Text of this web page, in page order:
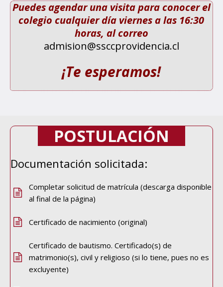
Puedes agendar una visita para conocer el
colegio cualquier día viernes a las 16:30
horas, al correo
admision@ssccprovidencia.cl
¡Te esperamos!
POSTULACIÓN
Documentación solicitada:
Completar solicitud de matrícula (descarga disponible
al final de la página)
Certificado de nacimiento (original)
Certificado de bautismo. Certificado(s) de
matrimonio(s), civil y religioso (si lo tiene, pues no es
excluyente)